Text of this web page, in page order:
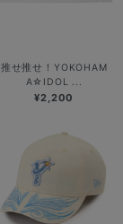
推せ推せ！YOKOHAM
A☆IDOL ...
¥2,200